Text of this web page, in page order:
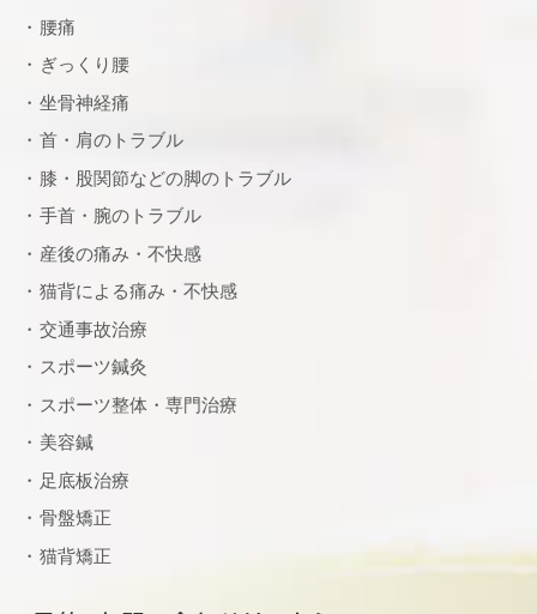
腰痛
ぎっくり腰
坐骨神経痛
首・肩のトラブル
膝・股関節などの脚のトラブル
手首・腕のトラブル
産後の痛み・不快感
猫背による痛み・不快感
交通事故治療
スポーツ鍼灸
スポーツ整体・専門治療
美容鍼
足底板治療
骨盤矯正
猫背矯正